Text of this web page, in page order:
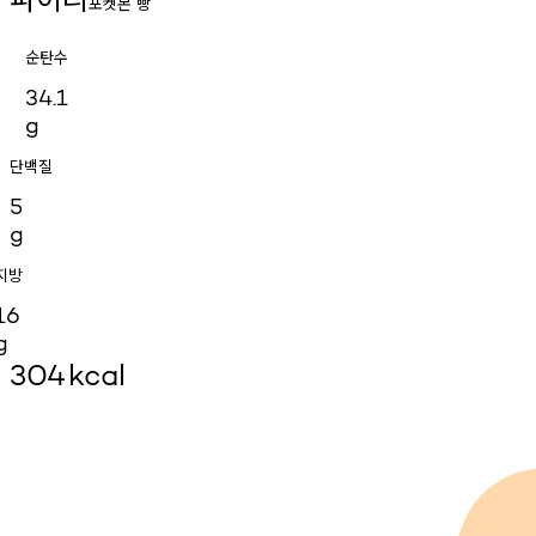
순탄수
34.1
g
단백질
5
g
방
304kcal